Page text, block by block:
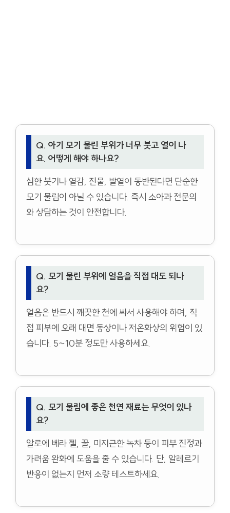
Q. 아기 모기 물린 부위가 너무 붓고 열이 나
요. 어떻게 해야 하나요?
심한 붓기나 열감, 진물, 발열이 동반된다면 단순한
모기 물림이 아닐 수 있습니다. 즉시 소아과 전문의
와 상담하는 것이 안전합니다.
Q. 모기 물린 부위에 얼음을 직접 대도 되나
요?
얼음은 반드시 깨끗한 천에 싸서 사용해야 하며, 직
접 피부에 오래 대면 동상이나 저온화상의 위험이 있
습니다. 5~10분 정도만 사용하세요.
Q. 모기 물림에 좋은 천연 재료는 무엇이 있나
요?
알로에 베라 젤, 꿀, 미지근한 녹차 등이 피부 진정과
가려움 완화에 도움을 줄 수 있습니다. 단, 알레르기
반응이 없는지 먼저 소량 테스트하세요.